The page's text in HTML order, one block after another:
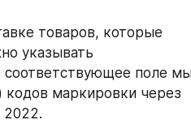
товаров, которые
указывать
соответствующее поле
кодов маркировки через
2022.